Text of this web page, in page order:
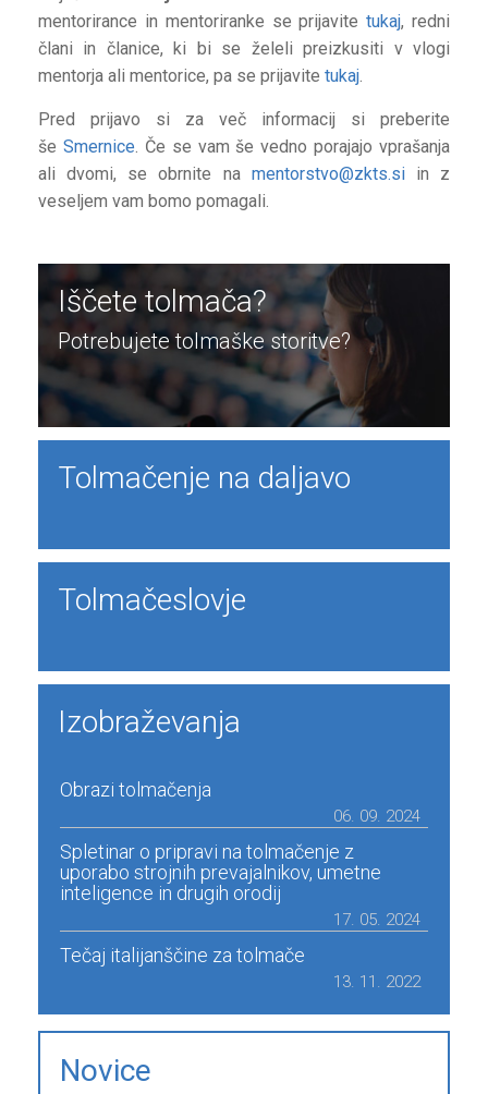
mentorirance in mentoriranke se prijavitetukaj, redni
člani in članice, ki bi se želeli preizkusiti v vlogi
mentorja ali mentorice, pa se prijavite tukaj.
Pred prijavo si za več informacij si preberite
še Smernice. Če se vam še vedno porajajo vprašanja
ali dvomi, se obrnite na mentorstvo@zkts.siin z
veseljem vam bomo pomagali.
Iščete tolmača?
Potrebujete tolmaške storitve?
Tolmačenje na daljavo
Tolmačeslovje
Izobraževanja
Obrazi tolmačenja
06. 09. 2024
Spletinar o pripravi na tolmačenje z
uporabo strojnih prevajalnikov, umetne
inteligence in drugih orodij
17. 05. 2024
Tečaj italijanščine za tolmače
13. 11. 2022
Novice